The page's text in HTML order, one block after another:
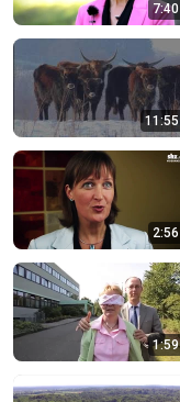
7:40
11:55
2:56
1:59